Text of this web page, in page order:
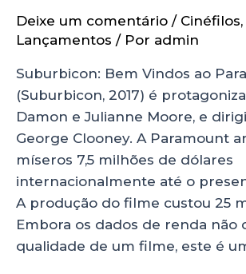
Deixe um comentário / Cinéfilos,
Lançamentos / Por admin
Suburbicon: Bem Vindos ao
(Suburbicon, 2017) é
Damon e Julianne Moore, e
George Clooney. A Paramount
míseros 7,5 milhões de dólares
internacionalmente até o
A produção do filme custou 25
Embora os dados de renda não
qualidade de um filme, este é